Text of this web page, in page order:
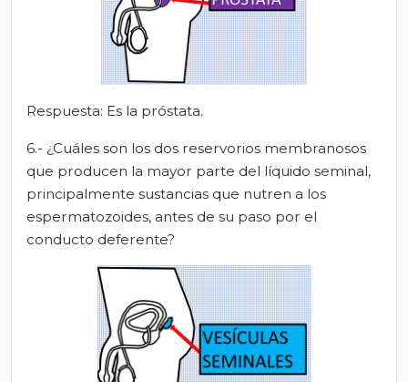
Respuesta: Es la próstata.
6.- ¿Cuáles son los dos reservorios membranosos
que producen la mayor parte del líquido seminal,
principalmente sustancias que nutren a los
espermatozoides, antes de su paso por el
conducto deferente?